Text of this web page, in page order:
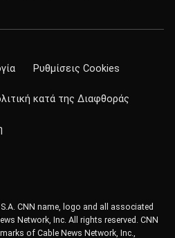
Ρυθμίσεις Cookies
κατά της Διαφθοράς
CNN name, logo and all associated
Network, Inc. All rights reserved. CNN
of Cable News Network, Inc.,